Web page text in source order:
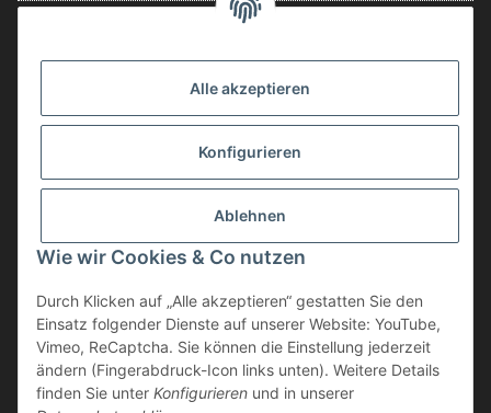
Alle akzeptieren
Konfigurieren
Ablehnen
Wie wir Cookies & Co nutzen
Durch Klicken auf „Alle akzeptieren“ gestatten Sie den
Einsatz folgender Dienste auf unserer Website: YouTube,
Vimeo, ReCaptcha. Sie können die Einstellung jederzeit
ändern (Fingerabdruck-Icon links unten). Weitere Details
finden Sie unter Konfigurieren und in unserer
Vertrag widerrufen
Die Ware unterliegt der Differenzbesteuerung. Daher wird die im
Kaufpreis enthaltene Umsatzsteuer in der Rechnung nicht gesondert
ausgewiesen.
** gilt für Lieferungen innerhalb Deutschlands, Lieferzeiten für andere